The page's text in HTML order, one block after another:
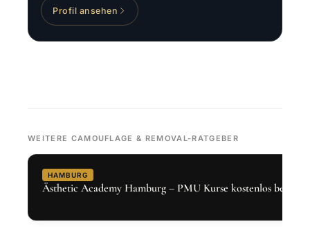
Profil ansehen
WEITERE CAMOUFLAGE & REMOVAL-RATGEBER
HAMBURG
Ästhetic Academy Hamburg – PMU Kurse kostenlos bei